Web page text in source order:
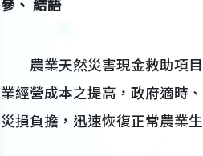
參、 結語
農業天然災害現金救助項目
業經營成本之提高，政府適時
災損負擔，迅速恢復正常農業生